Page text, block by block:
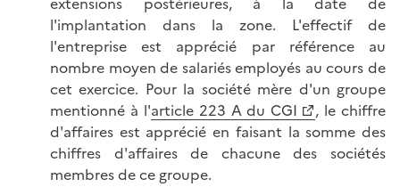
l'implantation dans la zone. L'effectif de
l'entreprise est apprécié par référence au
nombre moyen de salariés employés au cours de
cet exercice. Pour la société mère d'un groupe
mentionné à l'article 223 A du CGI
, le chiffre
d'affaires est apprécié en faisant la somme des
chiffres d'affaires de chacune des sociétés
membres de ce groupe.